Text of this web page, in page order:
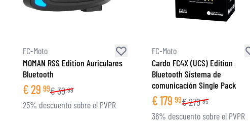
FC-Moto
MOMAN RSS Edition Auriculares
Bluetooth
€29 99€39 99
25% descuento sobre el PVPR
FC-Moto
Cardo FC4X (UCS) Edition
Bluetooth Sistema de
comunicación Single Pack
€179 99€279 95
36% descuento sobre el PVPR